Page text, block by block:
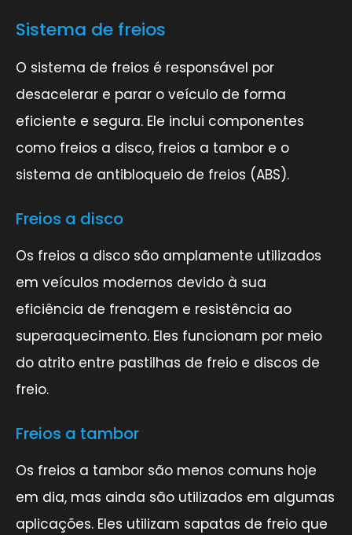
Sistema de freios
O sistema de freios é responsável por
desacelerar e parar o veículo de forma
eficiente e segura. Ele inclui componentes
como freios a disco, freios a tambor e o
sistema de antibloqueio de freios (ABS).
Freios a disco
Os freios a disco são amplamente utilizados
em veículos modernos devido à sua
eficiência de frenagem e resistência ao
superaquecimento. Eles funcionam por meio
do atrito entre pastilhas de freio e discos de
freio.
Freios a tambor
Os freios a tambor são menos comuns hoje
em dia, mas ainda são utilizados em algumas
aplicações. Eles utilizam sapatas de freio que